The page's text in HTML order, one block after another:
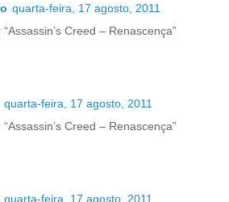
quarta-feira, 17 agosto, 2011
Creed – Renascença”
quarta-feira, 17 agosto, 2011
Creed – Renascença”
quarta-feira, 17 agosto, 2011